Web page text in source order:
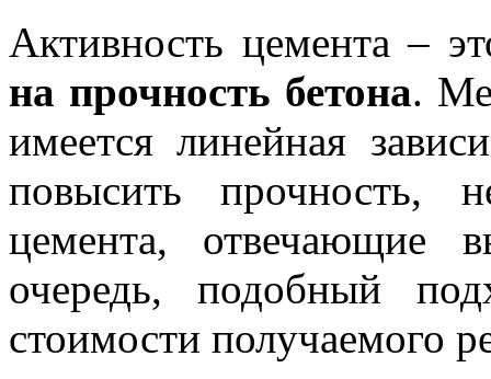
Активность цемента –
на прочность бетона.
имеется линейная
повысить прочность,
цемента, отвечающие
очередь, подобный
стоимости получаемого